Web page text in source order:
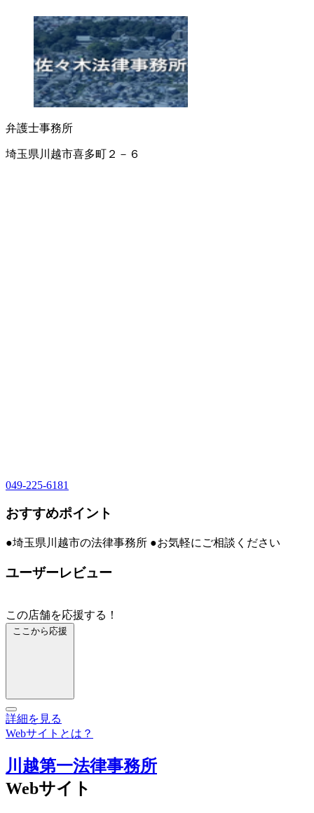
弁護士事務所
埼玉県川越市喜多町２－６
049-225-6181
おすすめポイント
●埼玉県川越市の法律事務所 ●お気軽にご相談ください
ユーザーレビュー
この店舗を応援する！
ここから応援
詳細を見る
Webサイトとは？
川越第一法律事務所
Webサイト